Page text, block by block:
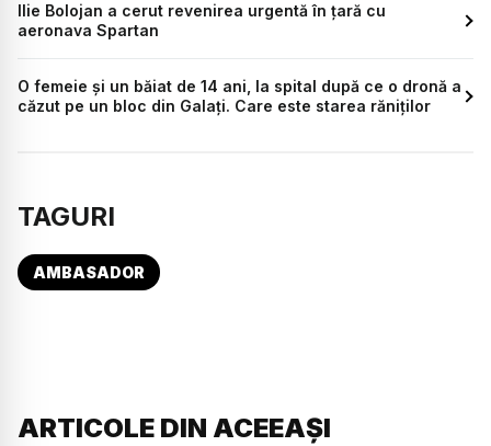
Ilie Bolojan a cerut revenirea urgentă în țară cu
aeronava Spartan
O femeie și un băiat de 14 ani, la spital după ce o dronă a
căzut pe un bloc din Galați. Care este starea răniților
TAGURI
AMBASADOR
ARTICOLE DIN ACEEAȘI